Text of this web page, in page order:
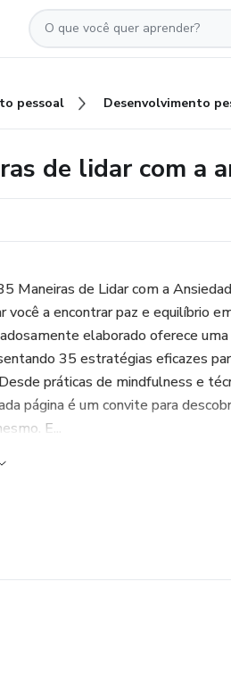
pessoal Desenvolvimento
de lidar com a
Maneiras de Lidar com a
você a encontrar paz e equilíbrio
elaborado oferece
35 estratégias eficazes
práticas de mindfulness e
página é um convite para
E...